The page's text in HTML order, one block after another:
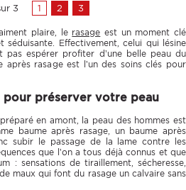
3 1 2 3
plaire, le rasage est un moment clé
séduisante. Effectivement, celui qui lésine
espérer profiter d’une belle peau du
après rasage est l’un des soins clés pour
pour préserver votre peau
en amont, la peau des hommes est
baume après rasage, un baume après
subir le passage de la lame contre les
que l’on a tous déjà connus et que
: sensations de tiraillement, sécheresse,
maux qui font du rasage un calvaire sans